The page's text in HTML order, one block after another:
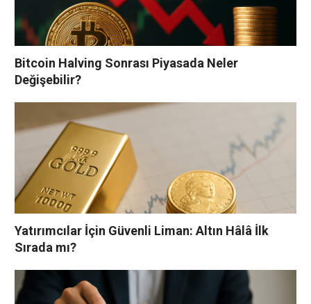
Bitcoin Halving Sonrası Piyasada Neler
Değişebilir?
Yatırımcılar İçin Güvenli Liman: Altın Hâlâ İlk
Sırada mı?